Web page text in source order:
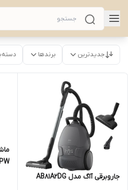
جدیدترین برندها
جاروبرقی آاگ مدل AB81A2DG